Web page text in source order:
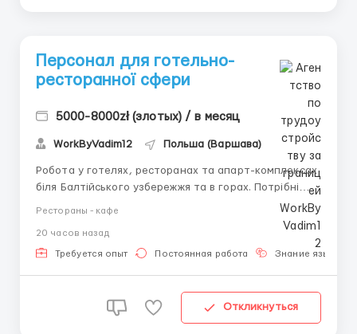
Персонал для готельно-
ресторанної сфери
5000-8000zł (злотых) / в месяц
WorkByVadim12 Польша (Варшава)
Робота у готелях, ресторанах та апарт-комплексах
біля Балтійського узбережжя та в горах. Потрібні
працівники різних спеціальностей — покоївки, кухарі,
інформацією звертайтесь за номером або пишіть
+380 (93) 638-60-82 (Вадим) **ЗАРОБІТНА ПЛ...
Рестораны - кафе
20 часов назад
Требуется опыт Постоянная работа Знание языка
Откликнуться